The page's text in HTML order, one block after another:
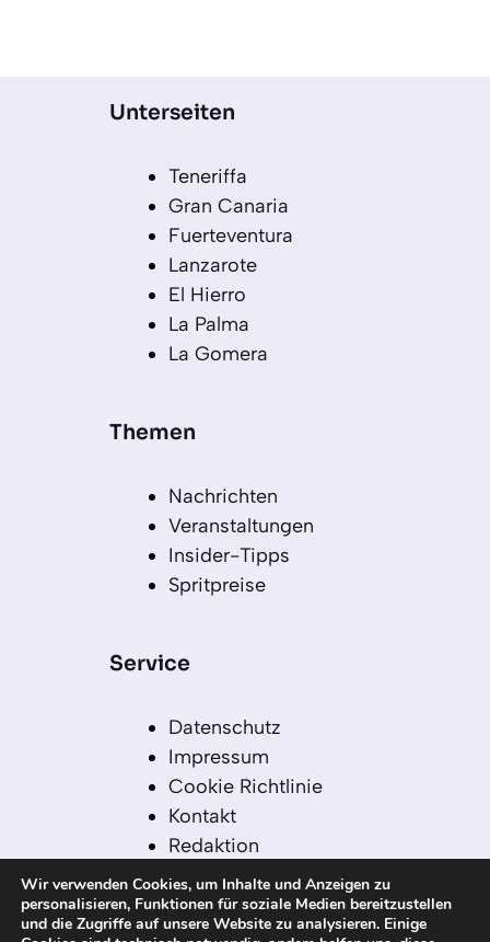
Unterseiten
Teneriffa
Gran Canaria
Fuerteventura
Lanzarote
El Hierro
La Palma
La Gomera
Themen
Nachrichten
Veranstaltungen
Insider-Tipps
Spritpreise
Service
Datenschutz
Impressum
Cookie Richtlinie
Kontakt
Redaktion
Redaktionelle Leitlinien
Sitemap
Einsatz von KI in der
Wir verwenden Cookies, um Inhalte und Anzeigen zu
personalisieren, Funktionen für soziale Medien bereitzustellen
und die Zugriffe auf unsere Website zu analysieren. Einige